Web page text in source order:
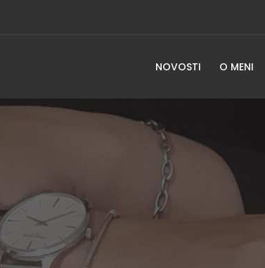
NOVOSTI O MENI